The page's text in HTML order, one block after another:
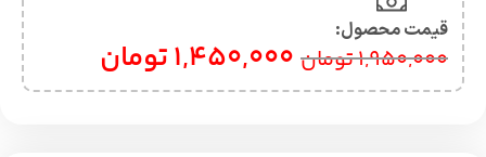
قیمت محصول:​
1,950,000تومان 1,450,000تومان